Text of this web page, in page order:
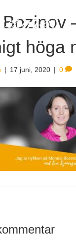
höga
| 17 juni, 2020 | 0